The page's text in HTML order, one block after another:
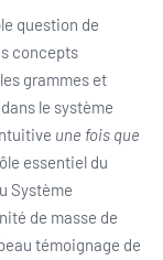
question de
concepts
grammes et
le système
une fois que
essentiel du
Système
de masse de
témoignage de